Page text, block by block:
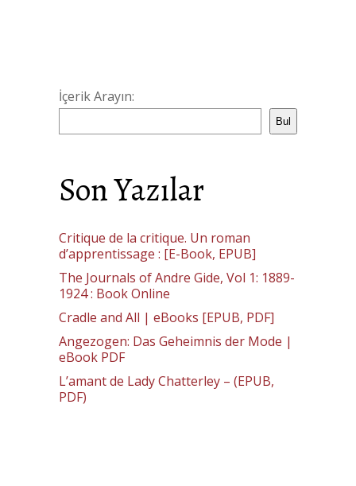
İçerik Arayın:
Bul
Son Yazılar
Critique de la critique. Un roman
d’apprentissage : [E-Book, EPUB]
The Journals of Andre Gide, Vol 1: 1889-
1924 : Book Online
Cradle and All | eBooks [EPUB, PDF]
Angezogen: Das Geheimnis der Mode |
eBook PDF
L’amant de Lady Chatterley – (EPUB,
PDF)